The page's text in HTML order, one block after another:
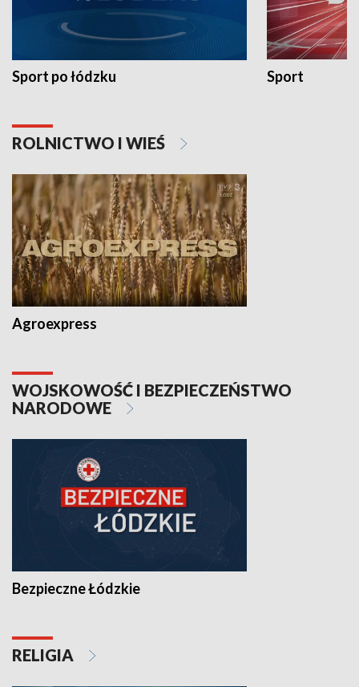
Sport po łódzku Sport
ROLNICTWO I WIEŚ
Agroexpress
WOJSKOWOŚĆ I BEZPIECZEŃSTWO
NARODOWE
Bezpieczne Łódzkie
RELIGIA